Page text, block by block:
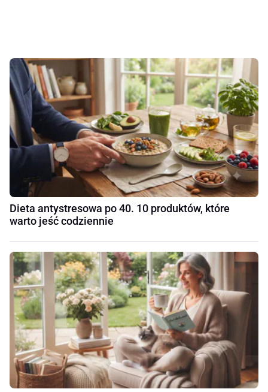
Dieta antystresowa po 40. 10 produktów, które
warto jeść codziennie